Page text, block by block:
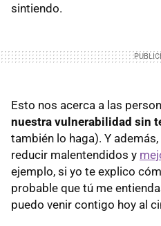
sintiendo.
Esto nos acerca a las
nuestra vulnerabilidad sin
también lo haga). Y
reducir malentendidos y
ejemplo, si yo te explico
probable que tú me
puedo venir contigo hoy al